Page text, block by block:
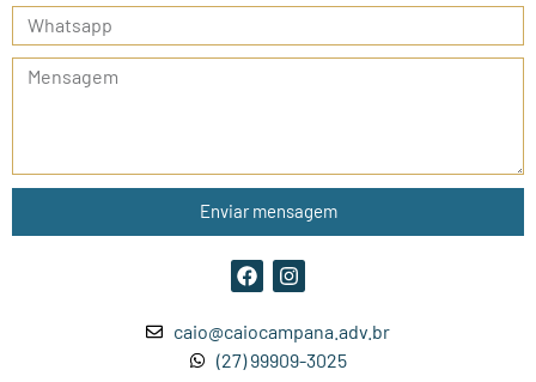
Enviar mensagem
caio@caiocampana.adv.br
(27) 99909-3025